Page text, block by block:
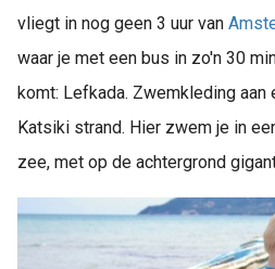
vliegt in nog geen 3 uur van
waar je met een bus in zo'n 30
komt: Lefkada. Zwemkleding aan
Katsiki strand. Hier zwem je in
zee, met op de achtergrond